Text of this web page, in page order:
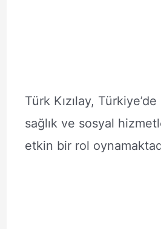
Türk Kızılay,
sağlık ve sosyal
etkin bir rol